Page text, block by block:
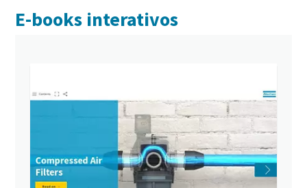
E-books interativos